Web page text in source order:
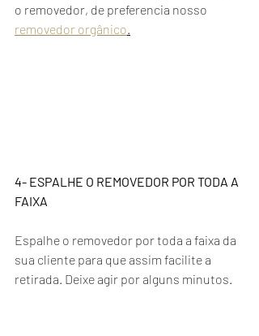
o removedor, de preferencia nosso
removedor orgânico.
4- ESPALHE O REMOVEDOR POR TODA A
FAIXA
Espalhe o removedor por toda a faixa da
sua cliente para que assim facilite a
retirada. Deixe agir por alguns minutos.